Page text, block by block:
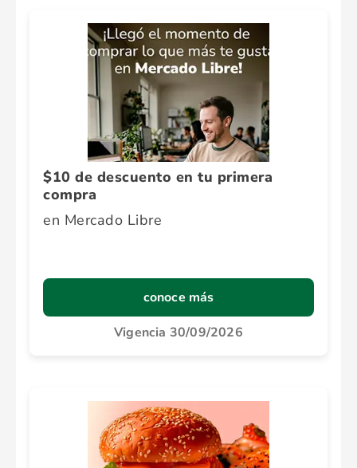
$10 de descuento en tu primera
compra
en Mercado Libre
conoce más
Vigencia 30/09/2026